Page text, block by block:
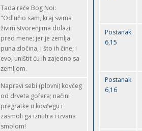
Tada reče Bog Noi:
"Odlučio sam, kraj svima
živim stvorenjima dolazi
pred mene; jer je zemlja
puna zločina, i što ih čine; i
evo, uništit ću ih zajedno sa
zemljom.
Napravi sebi (plovni) kovčeg
od drveta gofera; načini
pregratke u kovčegu i
zasmoli ga iznutra i izvana
smolom!
Postanak
6,15
Postanak
6,16